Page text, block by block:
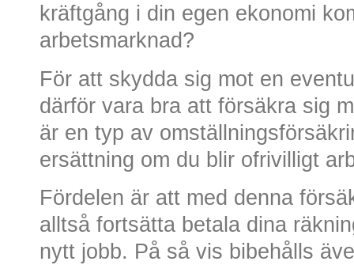
kräftgång i din egen ekonomi
arbetsmarknad?
För att skydda sig mot en
därför vara bra att försäkra sig
är en typ av
ersättning om du blir ofrivilligt
Fördelen är att med denna
alltså fortsätta betala dina
nytt jobb. På så vis bibehålls